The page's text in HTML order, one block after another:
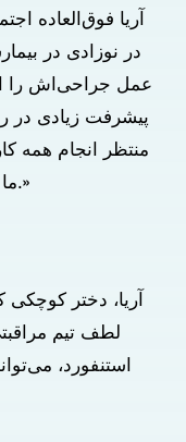
آریا فوق‌العاده
در نوزادی در
عمل جراحی‌اش را
پیشرفت زیادی در
منتظر انجام همه
ما در یک قرنطینه دیوانه‌وار قرار گرفتیم.»
آریا، دختر
لطف تیم
استنفورد،